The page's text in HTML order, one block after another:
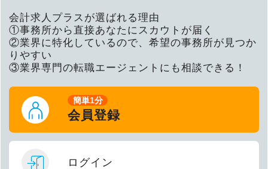
会計求人プラスが選ばれる理由
①事務所から直接あなたにスカウトが届く
②業界に特化しているので、希望の事務所が見つか
りやすい
③業界専門の転職エージェントにも相談できる！
簡単1分
会員登録
ログイン